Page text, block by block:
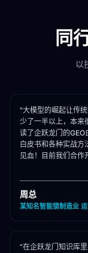
同
以
"大模型的崛起让传
少了一半以上，本来
读了企跃龙门的GEO
白皮书和各种实战方
见血！目前我们合作
建，大模型推荐频次
周总
某知名智能锁制造业
"在企跃龙门知识库